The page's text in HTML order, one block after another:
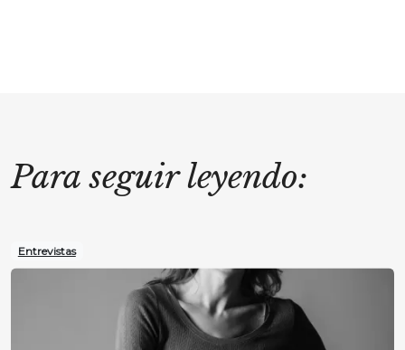
Para seguir leyendo:
Entrevistas